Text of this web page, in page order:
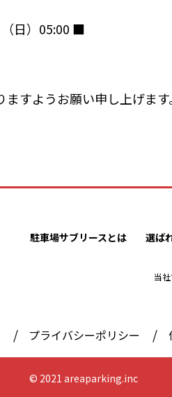
日）05:00 ■
すようお願い申し上げます
駐車場サブリースとは 選ば
当
プライバシーポリシー
© 2021 areaparking.inc